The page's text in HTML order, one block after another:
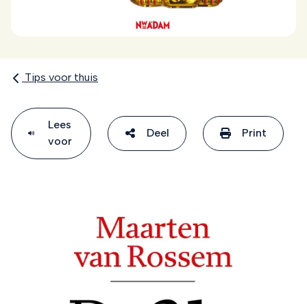
Tips voor thuis
Lees
voor
Deel Print